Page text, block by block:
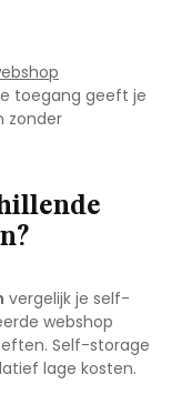
toegang geeft je
zonder
vergelijk je self-
webshop
Self-storage
lage kosten.